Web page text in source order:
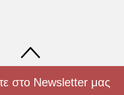
στο Newsletter μας